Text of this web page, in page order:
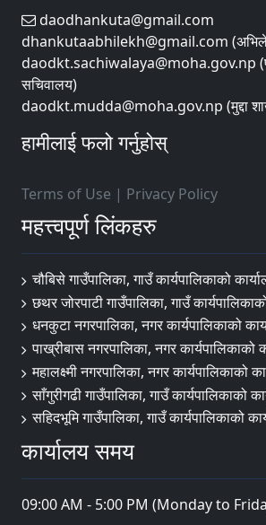
daodhankuta@gmail.com
dhankutaabhilekh@gmail.com
daodkt.sachiwalaya@moha.gov.np
सचिवालय)
daodkt.mudda@moha.gov.np (मुद्दा
हामीलाई फलो गर्नुहोस्
Terms of Use | Privacy Policy
महत्त्वपूर्ण लिंकहरु
चौबिसे गाउँपालिका, गाउँ कार्यपालिकाको
छथर जोरपाटी गाउँपालिका, गाउँ
धनकुटा नगरपालिका, नगर कार्यपालिकाको
पाख्रीबास नगरपालिका, नगर कार्यपालिकाको
महालक्ष्मी नगरपालिका, नगर कार्यपालिकाको
साँगुरीगढी गाउँपालिका, गाउँ कार्यपालिकाको
सहिदभूमि गाउँपालिका, गाउँ कार्यपालिकाको
कार्यालय समय
09:00 AM - 5:00 PM (Monday to